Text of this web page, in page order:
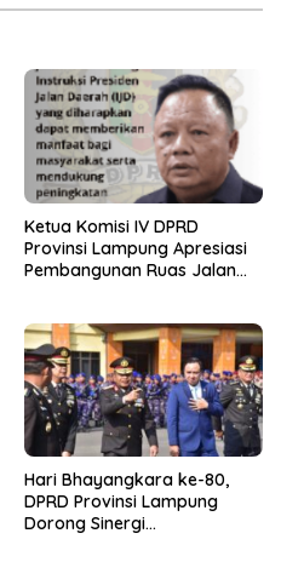
Ketua Komisi IV DPRD
Provinsi Lampung Apresiasi
Pembangunan Ruas Jalan
Hari Bhayangkara ke-80,
DPRD Provinsi Lampung
Dorong Sinergi